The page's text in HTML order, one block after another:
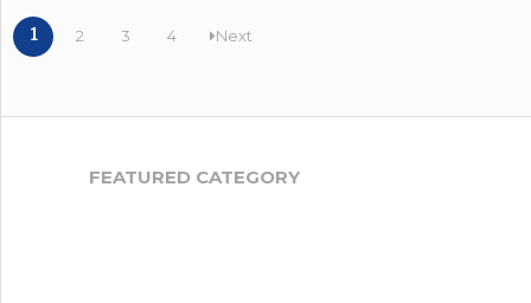
1 2 3 4 Next
FEATURED CATEGORY